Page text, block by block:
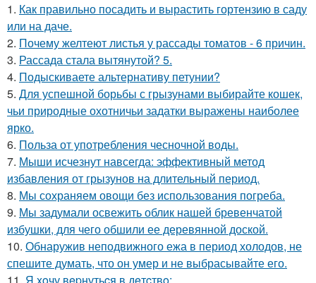
1. Как правильно посадить и вырастить гортензию в саду
или на даче.
2. Почему желтеют листья у рассады томатов - 6 причин.
3. Рассада стала вытянутой? 5.
4. Подыскиваете альтернативу петунии?
5. Для успешной борьбы с грызунами выбирайте кошек,
чьи природные охотничьи задатки выражены наиболее
ярко.
6. Польза от употребления чесночной воды.
7. Мыши исчезнут навсегда: эффективный метод
избавления от грызунов на длительный период.
8. Мы сохраняем овощи без использования погреба.
9. Мы задумали освежить облик нашей бревенчатой
избушки, для чего обшили ее деревянной доской.
10. Обнаружив неподвижного ежа в период холодов, не
спешите думать, что он умер и не выбрасывайте его.